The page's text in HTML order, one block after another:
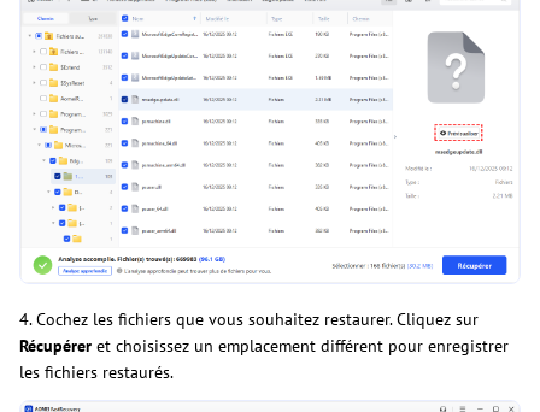
4. Cochez les fichiers que vous souhaitez restaurer. Cliquez sur
Récupérer et choisissez un emplacement différent pour enregistrer
les fichiers restaurés.